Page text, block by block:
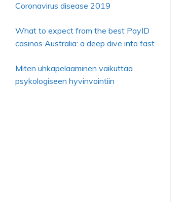
Coronavirus disease 2019
What to expect from the best PayID
casinos Australia: a deep dive into fast
Miten uhkapelaaminen vaikuttaa
psykologiseen hyvinvointiin